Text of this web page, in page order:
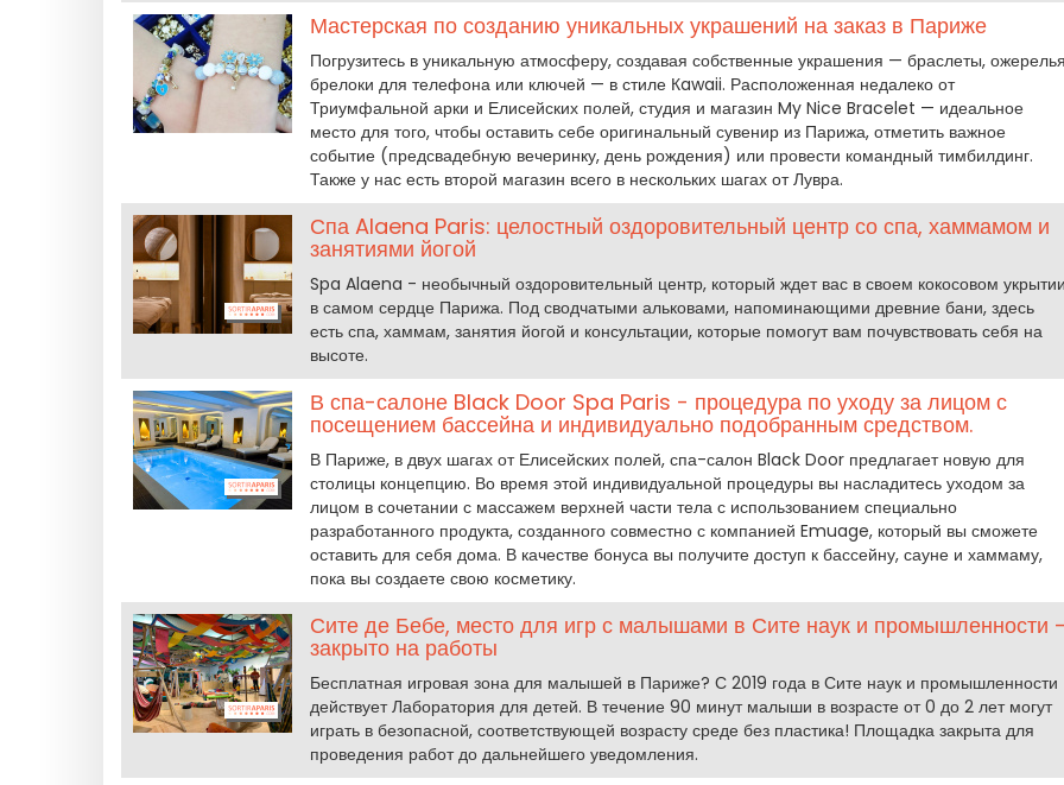
Мастерская по созданию уникальных украшений на заказ в Париже
Погрузитесь в уникальную атмосферу, создавая собственные украшения — браслеты,
брелоки для телефона или ключей — в стиле Кawaii. Расположенная недалеко от
Триумфальной арки и Елисейских полей, студия и магазин My Nice Bracelet — идеальное
место для того, чтобы оставить себе оригинальный сувенир из Парижа, отметить важное
событие (предсвадебную вечеринку, день рождения) или провести командный тимбилдинг.
Также у нас есть второй магазин всего в нескольких шагах от Лувра.
Спа Alaena Paris: целостный оздоровительный центр со спа, хаммамом и
занятиями йогой
Spa Alaena - необычный оздоровительный центр, который ждет вас в своем кокосовом
в самом сердце Парижа. Под сводчатыми альковами, напоминающими древние бани, здесь
есть спа, хаммам, занятия йогой и консультации, которые помогут вам почувствовать себя на
высоте.
В спа-салоне Black Door Spa Paris - процедура по уходу за лицом с
посещением бассейна и индивидуально подобранным средством.
В Париже, в двух шагах от Елисейских полей, спа-салон Black Door предлагает новую для
столицы концепцию. Во время этой индивидуальной процедуры вы насладитесь уходом за
лицом в сочетании с массажем верхней части тела с использованием специально
разработанного продукта, созданного совместно с компанией Emuage, который вы сможете
оставить для себя дома. В качестве бонуса вы получите доступ к бассейну, сауне и хаммаму,
пока вы создаете свою косметику.
Сите де Бебе, место для игр с малышами в Сите наук и промышленности
закрыто на работы
Бесплатная игровая зона для малышей в Париже? С 2019 года в Сите наук и промышленности
действует Лаборатория для детей. В течение 90 минут малыши в возрасте от 0 до 2 лет могут
играть в безопасной, соответствующей возрасту среде без пластика! Площадка закрыта для
проведения работ до дальнейшего уведомления.